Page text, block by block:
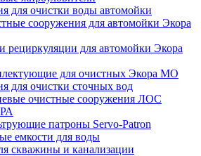
для очистки воды автомойки
сооружения для автомойки Экора
рециркуляции для автомойки Экора
для очистных Экора МО
для очистки сточных вод
очистные сооружения ЛОС
патроны Servo-Patron
емкости для воды
скважины и канализации